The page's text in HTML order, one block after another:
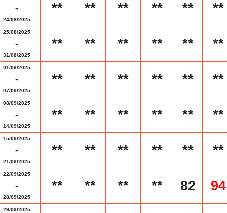
-
24/08/2025
** ** ** ** ** **
25/08/2025
-
31/08/2025
** ** ** ** ** **
01/09/2025
-
07/09/2025
** ** ** ** ** **
08/09/2025
-
14/09/2025
** ** ** ** ** **
15/09/2025
-
21/09/2025
** ** ** ** ** **
22/09/2025
-
28/09/2025
** ** ** ** 82 94
29/09/2025